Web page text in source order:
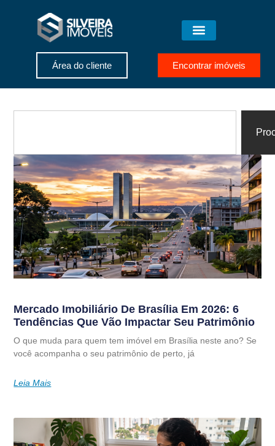
Área do cliente Encontrar imóveis
Mercado Imobiliário De Brasília Em 2026: 6
Tendências Que Vão Impactar Seu Patrimônio
O que muda para quem tem imóvel em Brasília neste ano? Se
você acompanha o seu patrimônio de perto, já
Leia Mais